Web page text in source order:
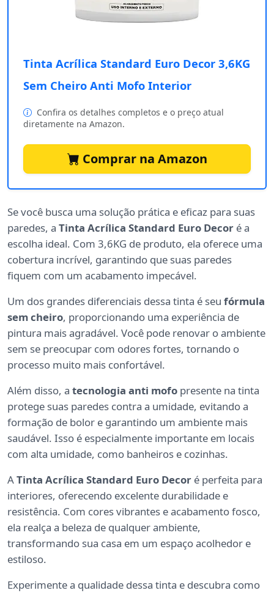
Tinta Acrílica Standard Euro Decor 3,6KG
Sem Cheiro Anti Mofo Interior
Confira os detalhes completos e o preço atual
diretamente na Amazon.
Comprar na Amazon
Se você busca uma solução prática e eficaz para suas
paredes, a Tinta Acrílica Standard Euro Decor é a
escolha ideal. Com 3,6KG de produto, ela oferece uma
cobertura incrível, garantindo que suas paredes
fiquem com um acabamento impecável.
Um dos grandes diferenciais dessa tinta é seu fórmula
sem cheiro, proporcionando uma experiência de
pintura mais agradável. Você pode renovar o ambiente
sem se preocupar com odores fortes, tornando o
processo muito mais confortável.
Além disso, a tecnologia anti mofo presente na tinta
protege suas paredes contra a umidade, evitando a
formação de bolor e garantindo um ambiente mais
saudável. Isso é especialmente importante em locais
com alta umidade, como banheiros e cozinhas.
ATinta Acrílica Standard Euro Decor é perfeita para
interiores, oferecendo excelente durabilidade e
resistência. Com cores vibrantes e acabamento fosco,
ela realça a beleza de qualquer ambiente,
transformando sua casa em um espaço acolhedor e
estiloso.
Experimente a qualidade dessa tinta e descubra como